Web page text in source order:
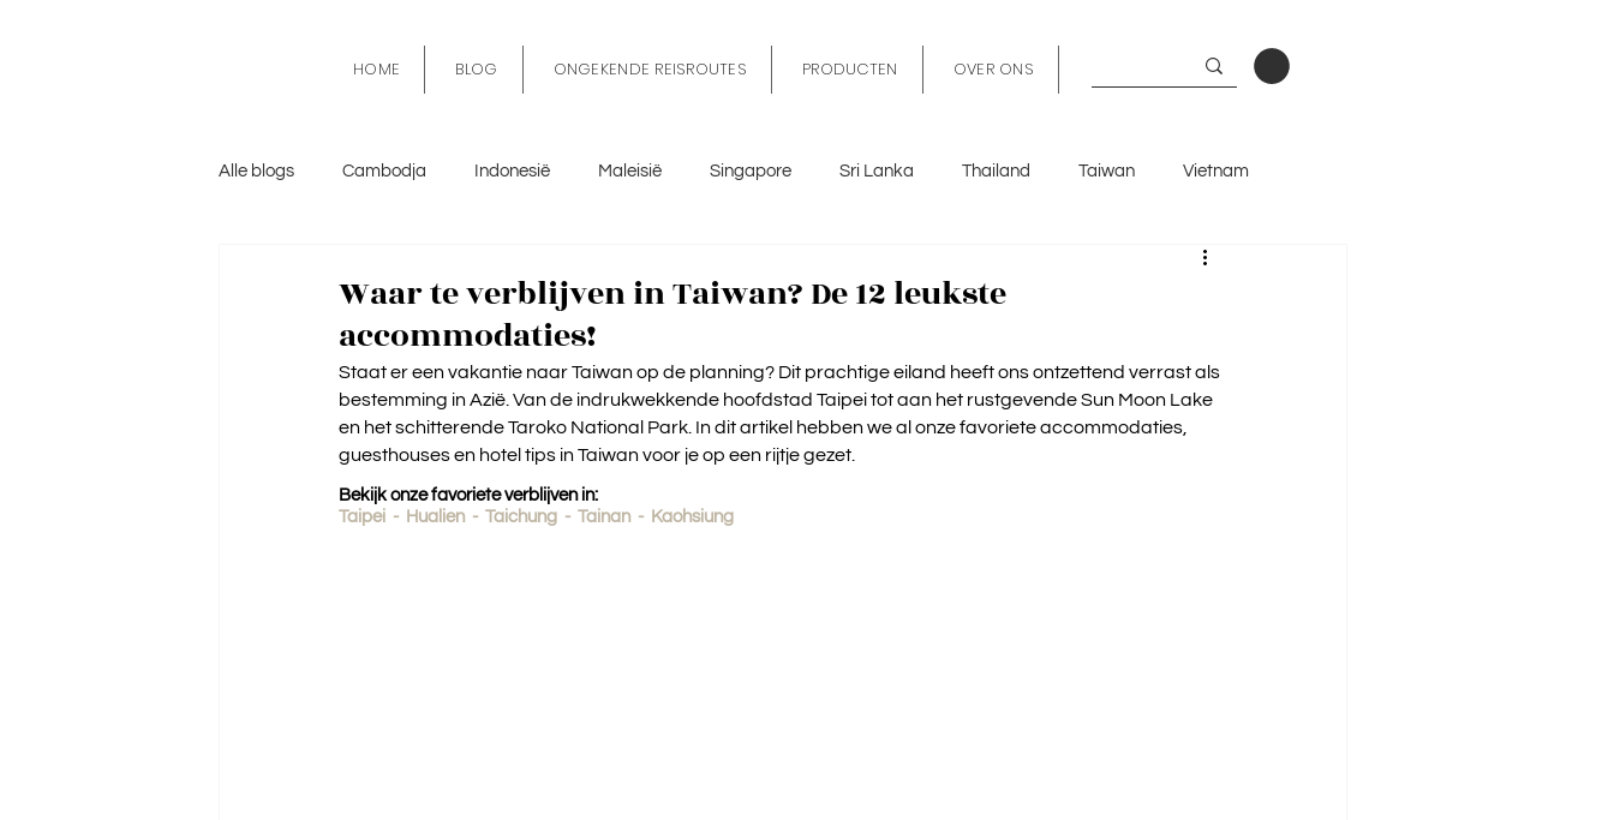
HOME BLOG ONGEKENDE REISROUTES PRODUCTEN OVER ONS
Alle blogs Cambodja Indonesië Maleisië Singapore Sri Lanka Thailand Taiwan Vietnam
Waar te verblijven in Taiwan? De 12 leukste
accommodaties!
Staat er een vakantie naar Taiwan op de planning? Dit prachtige eiland heeft ons ontzettend verrast als
bestemming in Azië. Van de indrukwekkende hoofdstad Taipei tot aan het rustgevende Sun Moon Lake
en het schitterende Taroko National Park. In dit artikel hebben we al onze favoriete accommodaties,
guesthouses en hotel tips in Taiwan voor je op een rijtje gezet.
Bekijk onze favoriete verblijven in:
Taipei
  -
Hualien
  -
Taichung
  -
Tainan
  -
Kaohsiung